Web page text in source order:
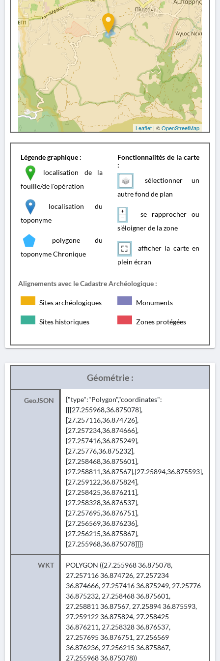
Leaflet | ©OpenStreetMap
Légende graphique :
localisation de la
fouille/de l'opération
localisation du
toponyme
polygone du
toponyme Chronique
Fonctionnalités de la carte
:
sélectionner un
autre fond de plan
se rapprocher ou
s'éloigner de la zone
afficher la carte en
plein écran
Alignements avec le Cadastre Archéologique :
Sites archéologiques Monuments
Sites historiques Zones protégées
Géométrie :
GeoJSON
{"type":"Polygon","coordinates":
[[[27.255968,36.875078],
[27.257116,36.874726],
[27.257234,36.874666],
[27.257416,36.875249],
[27.25776,36.875232],
[27.258468,36.875601],
[27.258811,36.87567],[27.25894,36.875593],
[27.259122,36.875824],
[27.258425,36.876211],
[27.258328,36.876537],
[27.257695,36.876751],
[27.256569,36.876236],
[27.256215,36.875867],
[27.255968,36.875078]]]}
WKT
POLYGON ((27.255968 36.875078,
27.257116 36.874726, 27.257234
36.874666, 27.257416 36.875249, 27.25776
36.875232, 27.258468 36.875601,
27.258811 36.87567, 27.25894 36.875593,
27.259122 36.875824, 27.258425
36.876211, 27.258328 36.876537,
27.257695 36.876751, 27.256569
36.876236, 27.256215 36.875867,
27.255968 36.875078))